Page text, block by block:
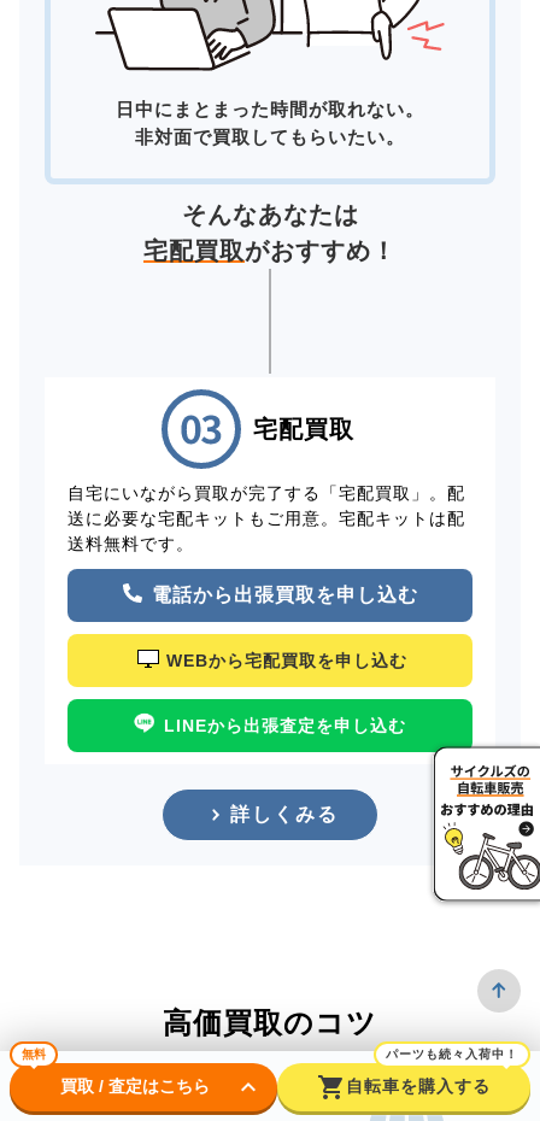
日中にまとまった時間が取れない。
非対面で買取してもらいたい。
そんなあなたは
宅配買取がおすすめ！
宅配買取
自宅にいながら買取が完了する「宅配買取」。配
送に必要な宅配キットもご用意。宅配キットは配
送料無料です。
電話から出張買取を申し込む
WEBから宅配買取を申し込む
LINEから出張査定を申し込む
詳しくみる
高価買取のコツ
無料
買取 / 査定はこちら keyboard_arrow_down shopping_cart
パーツも続々入荷中！
自転車を購入する